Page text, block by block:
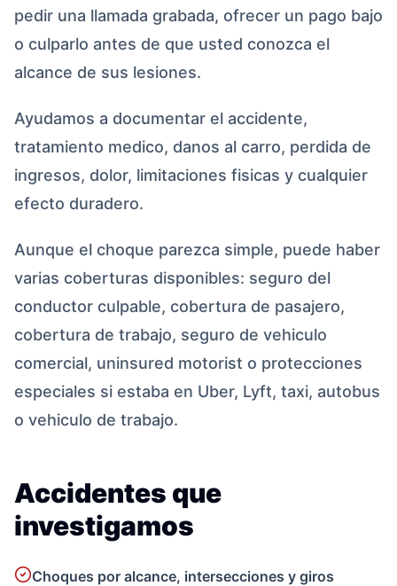
pedir una llamada grabada, ofrecer un pago bajo
o culparlo antes de que usted conozca el
alcance de sus lesiones.
Ayudamos a documentar el accidente,
tratamiento medico, danos al carro, perdida de
ingresos, dolor, limitaciones fisicas y cualquier
efecto duradero.
Aunque el choque parezca simple, puede haber
varias coberturas disponibles: seguro del
conductor culpable, cobertura de pasajero,
cobertura de trabajo, seguro de vehiculo
comercial, uninsured motorist o protecciones
especiales si estaba en Uber, Lyft, taxi, autobus
o vehiculo de trabajo.
Accidentes que
investigamos
Choques por alcance, intersecciones y giros